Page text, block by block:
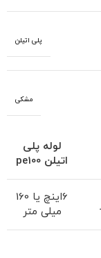
پلی اتیلن
مشکی
لوله پلی
اتیلن pe100
6اینچ یا 160
میلی متر